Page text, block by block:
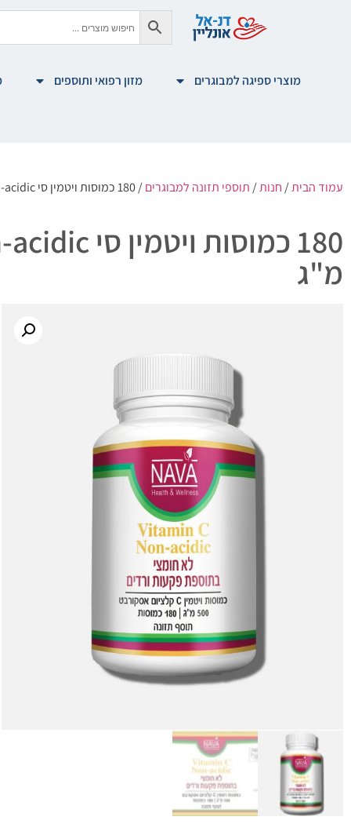
מוצרי ספיגה למבוגרים מזון רפואי ותוספים
עמוד הבית/ חנות/ תוספי תזונה למבוגרים/ 180 כמוסות ויטמין סי vitamin c non-acidic בתוספת פקעות ורדים- 500 מ"ג
מ"ג